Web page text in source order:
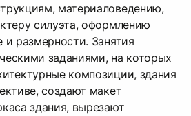
материаловедению,
силуэта, оформлению
и размерности. Занятия
заданиями, на которых
композиции, здания
создают макет
здания, вырезают